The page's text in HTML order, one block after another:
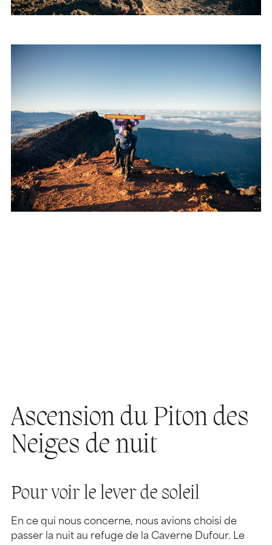
Ascension du Piton des
Neiges de nuit
Pour voir le lever de soleil
En ce qui nous concerne, nous avions choisi de
passer la nuit au refuge de la Caverne Dufour. Le